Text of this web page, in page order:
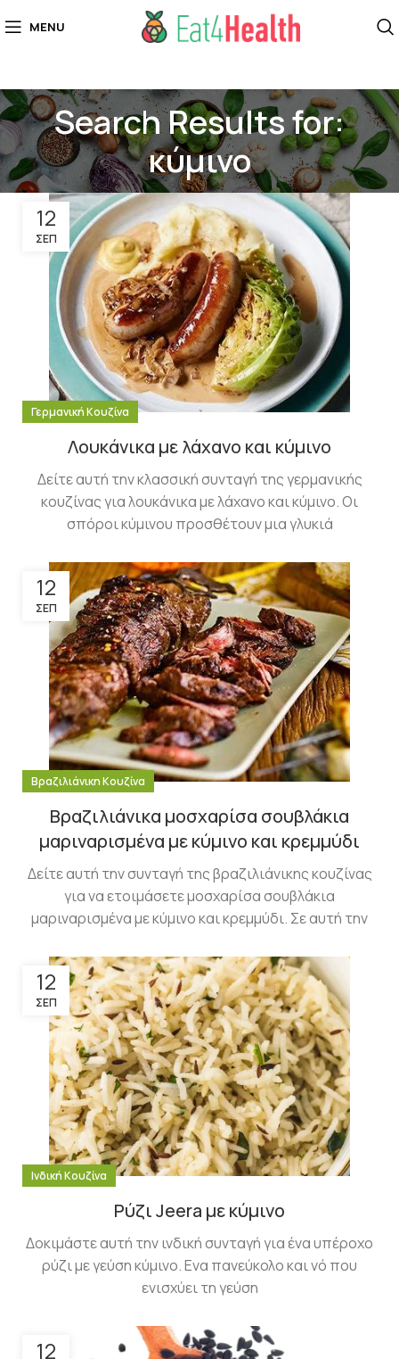
MENU
Search Results for:
κύμινο
12
ΣΕΠ
Γερμανική Κουζίνα
Λουκάνικα με λάχανο και κύμινο
Δείτε αυτή την κλασσική συνταγή της γερμανικής
κουζίνας για λουκάνικα με λάχανο και κύμινο. Οι
σπόροι κύμινου προσθέτουν μια γλυκιά
12
ΣΕΠ
Βραζιλιάνικη Κουζίνα
Βραζιλιάνικα μοσχαρίσα σουβλάκια
μαριναρισμένα με κύμινο και κρεμμύδι
Δείτε αυτή την συνταγή της βραζιλιάνικης κουζίνας
για να ετοιμάσετε μοσχαρίσα σουβλάκια
μαριναρισμένα με κύμινο και κρεμμύδι. Σε αυτή την
12
ΣΕΠ
Ινδική Κουζίνα
Ρύζι Jeera με κύμινο
Δοκιμάστε αυτή την ινδική συνταγή για ένα υπέροχο
ρύζι με γεύση κύμινο. Ενα πανεύκολο και νό που
ενισχύει τη γεύση
12